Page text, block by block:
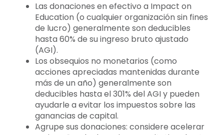
Las donaciones en efectivo a Impact on
Education (o cualquier organización sin fines
de lucro) generalmente son deducibles
hasta 60% de su ingreso bruto ajustado
(AGI).
Los obsequios no monetarios (como
acciones apreciadas mantenidas durante
más de un año) generalmente son
deducibles hasta el 301% del AGI y pueden
ayudarle a evitar los impuestos sobre las
ganancias de capital.
Agrupe sus donaciones: considere acelerar